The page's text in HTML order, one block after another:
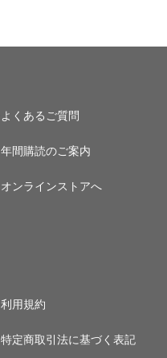
よくあるご質問
年間購読のご案内
オンラインストアへ
利用規約
特定商取引法に基づく表記